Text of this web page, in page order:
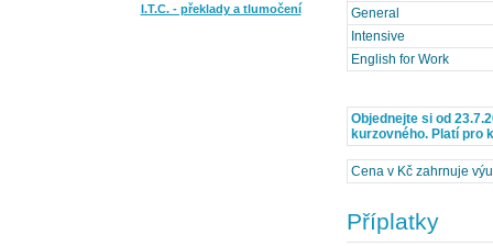
I.T.C. - překlady a tlumočení
General
Intensive
English for Work
Objednejte si od
kurzovného. Platí pro
Cena v Kč zahrnuje
Příplatky